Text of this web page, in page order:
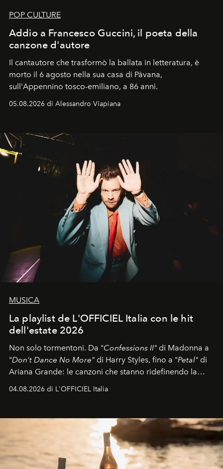
POP CULTURE
Addio a Francesco Guccini, il poeta della
canzone d'autore
Il cantautore che trasformò la ballata in letteratura, è
morto il 6 agosto nella sua casa di Pàvana,
sull'Appennino tosco-emiliano, a 86 anni.
05.08.2026 di Alessandro Viapiana
MUSICA
La playlist de L'OFFICIEL Italia con le hit
dell'estate 2026
Non solo tormentoni. Da "Confessions II" di Madonna a
"Don't Dance No More" di Harry Styles, fino a "Petal" di
Ariana Grande: le canzoni che stanno ridefinendo la
colonna sonora della stagione.
04.08.2026 di L'OFFICIEL Italia